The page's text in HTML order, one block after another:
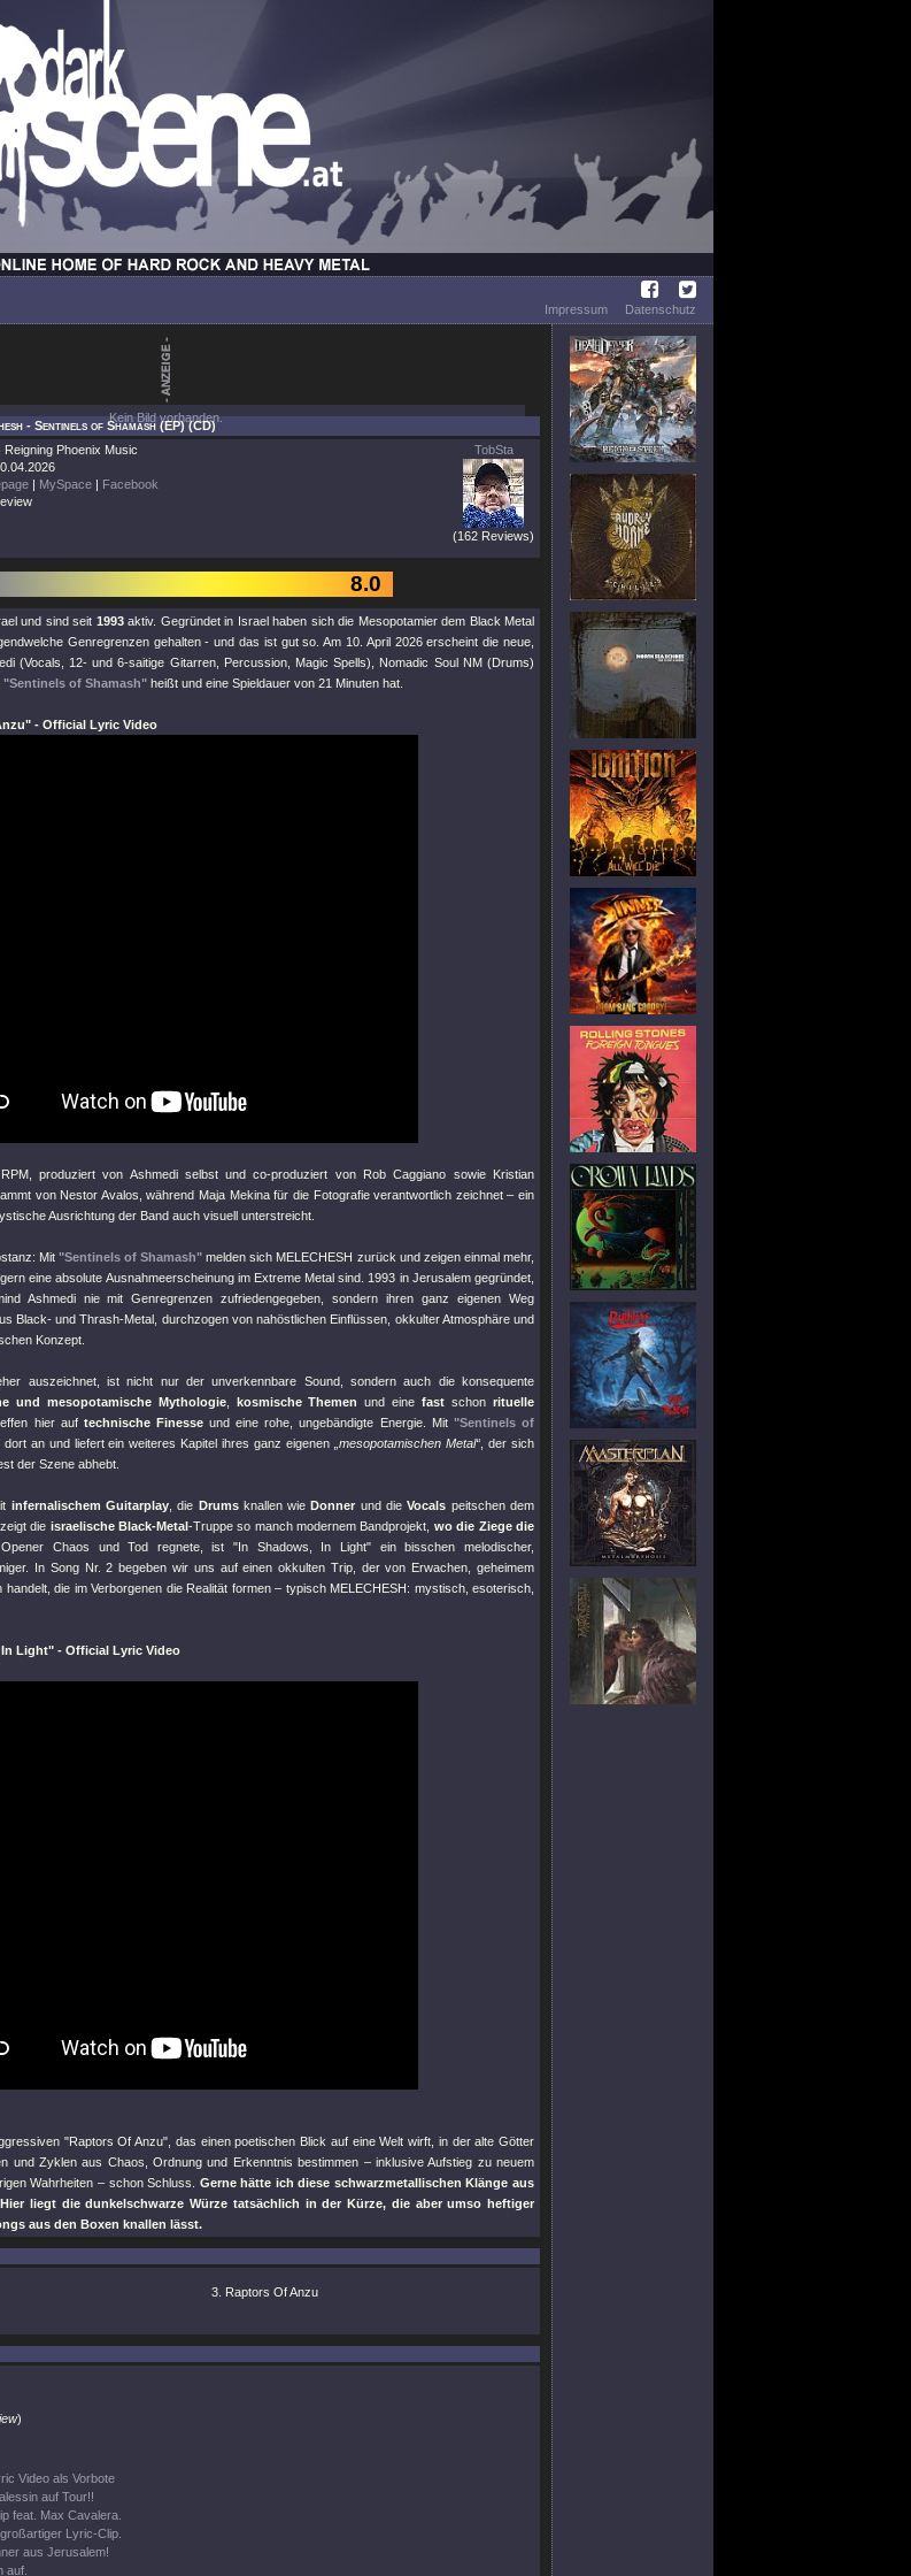
Impressum
Datenschutz
Kein Bild vorhanden.
- Sentinels of Shamash (EP) (CD)
Reigning Phoenix Music
| MySpace | Facebook
TobSta
(162 Reviews)
8.0
und sind seit 1993aktiv. Gegründet in Israel haben sich die Mesopotamier dem Black Metal
Genregrenzen gehalten - und das ist gut so. Am 10. April 2026 erscheint die neue,
(Vocals, 12- und 6-saitige Gitarren, Percussion, Magic Spells), Nomadic Soul NM (Drums)
"Sentinels of Shamash" heißt und eine Spieldauer von 21 Minuten hat.
- Official Lyric Video
produziert von Ashmedi selbst und co-produziert von Rob Caggiano sowie Kristian
von Nestor Avalos, während Maja Mekina für die Fotografie verantwortlich zeichnet – ein
Ausrichtung der Band auch visuell unterstreicht.
Mit "Sentinels of Shamash" melden sich MELECHESH zurück und zeigen einmal mehr,
eine absolute Ausnahmeerscheinung im Extreme Metal sind. 1993 in Jerusalem gegründet,
Ashmedi nie mit Genregrenzen zufriedengegeben, sondern ihren ganz eigenen Weg
Black- und Thrash-Metal, durchzogen von nahöstlichen Einflüssen, okkulter Atmosphäre und
Konzept.
auszeichnet, ist nicht nur der unverkennbare Sound, sondern auch die konsequente
und mesopotamische Mythologie, kosmische Themen und einefast schonrituelle
hier auf technische Finesseund eine rohe, ungebändigte Energie. Mit "Sentinels of
an und liefert ein weiteres Kapitel ihres ganz eigenen „mesopotamischen Metal“ , der sich
der Szene abhebt.
infernalischem Guitarplay, die Drumsknallen wieDonner und dieVocals peitschen dem
die israelische Black-Metal-Truppe so manch modernem Bandprojekt, wo die Ziege die
Chaos und Tod regnete, ist"In Shadows, In Light" ein bisschen melodischer,
In Song Nr. 2 begeben wir uns auf einen okkulten Trip, der von Erwachen, geheimem
die im Verborgenen die Realität formen – typisch MELECHESH: mystisch, esoterisch,
Light"- Official Lyric Video
"Raptors Of Anzu" , das einen poetischen Blick auf eine Welt wirft, in der alte Götter
und Zyklen aus Chaos, Ordnung und Erkenntnis bestimmen – inklusive Aufstieg zu neuem
Wahrheiten – schon Schluss. Gerne hätte ich diese schwarzmetallischen Klänge aus
liegt die dunkelschwarze Würze tatsächlich in der Kürze, die aber umso heftiger
aus den Boxen knallen lässt.
Raptors Of Anzu
)
Video als Vorbote
auf Tour!!
feat. Max Cavalera.
Lyric-Clip.
aus Jerusalem!
auf.